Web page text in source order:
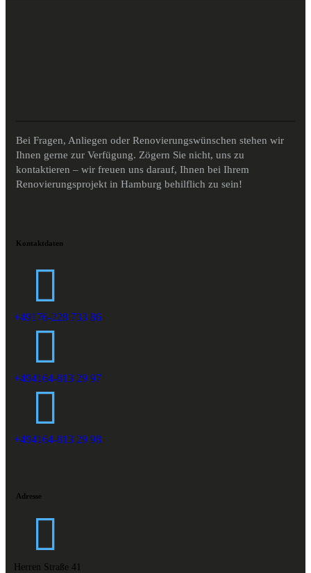
Bei Fragen, Anliegen oder Renovierungswünschen stehen wir
Ihnen gerne zur Verfügung. Zögern Sie nicht, uns zu
kontaktieren – wir freuen uns darauf, Ihnen bei Ihrem
Renovierungsprojekt in Hamburg behilflich zu sein!
Kontaktdaten
+49176-228 733 86
+494164-813 29 97
+494164-813 29 98
Adresse
Herren Straße 41